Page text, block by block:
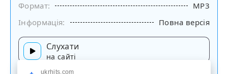
Формат:
MP3
Інформація:
Повна версія
Слухати
на сайті
ukrhits.com